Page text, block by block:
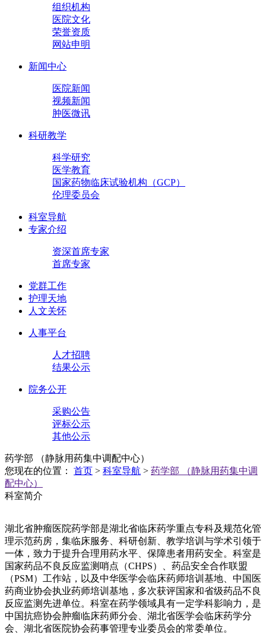
组织机构
医院文化
荣誉资质
网站申明
新闻中心
医院新闻
视频新闻
肿医微讯
科研教学
科学研究
医学教育
国家药物临床试验机构（GCP）
伦理委员会
科室导航
专家介绍
资深首席专家
首席专家
党群工作
护理天地
人文关怀
人事平台
人才招聘
结果公示
院务公开
采购公告
评标公示
其他公示
药学部 （静脉用药集中调配中心）
您现在的位置：
首页 > 科室导航 > 药学部 （静脉用药集中调
配中心）
科室简介
湖北省肿瘤医院药学部是湖北省临床药学重点专科及规范化管
理示范药房，集临床服务、科研创新、教学培训与学术引领于
一体，致力于提升合理用药水平、保障患者用药安全。科室是
国家药品不良反应监测哨点（CHPS）、药品安全合作联盟
（PSM）工作站，以及中华医学会临床药师培训基地、中国医
药商业协会执业药师培训基地，多次获评国家和省级药品不良
反应监测先进单位。科室在药学领域具有一定学科影响力，是
中国抗癌协会肿瘤临床药师分会、湖北省医学会临床药学分
会、湖北省医院协会药事管理专业委员会的常委单位。